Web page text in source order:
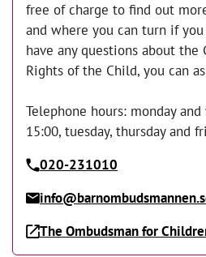
free of charge to find out
and where you can turn if
have any questions about the
Rights of the Child, you can
Telephone hours: monday
15:00, tuesday, thursday and
020-231010
The Ombudsman for